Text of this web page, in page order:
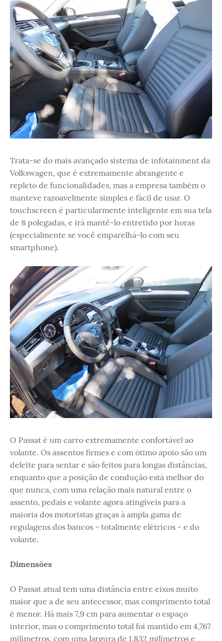
Trata-se do mais avançado sistema de infotainment da
Volkswagen, que é extremamente abrangente e
repleto de funcionalidades, mas a empresa também o
manteve razoavelmente simples e fácil de usar. O
touchscreen é particularmente inteligente em sua tela
de 8 polegadas, e irá mantê-lo entretido por horas
(especialmente se você emparelhá-lo com seu
smartphone).
O Passat é um carro extremamente confortável ao
volante. Os assentos firmes e com ótimo apoio são um
deleite para sentar e são feitos para longas distâncias,
enquanto que a posição de condução está melhor do
que nunca, com uma relação mais natural entre o
assento, pedais e volante agora atingíveis para a
maioria dos motoristas graças à ampla gama de
regulagens dos bancos - totalmente elétricos - e do
volante.
Dimensões
O Passat atual tem uma distância entre eixos muito
maior que a de seu antecessor, mas comprimento total
é menor. Há mais 7,9 cm para aumentar o espaço
interior, mas o comprimento total foi mantido em 4,767
milímetros, com uma largura de 1.832 milímetros e